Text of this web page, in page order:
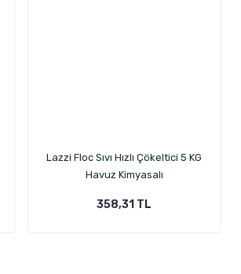
Lazzi Floc Sıvı Hızlı Çökeltici 5 KG
Havuz Kimyasalı
358,31 TL